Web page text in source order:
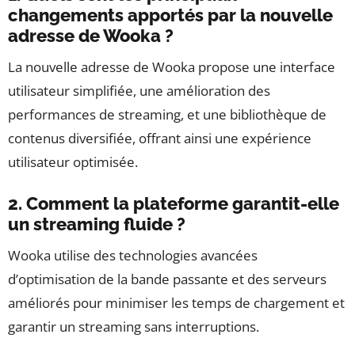
changements apportés par la nouvelle
adresse de Wooka ?
La nouvelle adresse de Wooka propose une interface
utilisateur simplifiée, une amélioration des
performances de streaming, et une bibliothèque de
contenus diversifiée, offrant ainsi une expérience
utilisateur optimisée.
2. Comment la plateforme garantit-elle
un streaming fluide ?
Wooka utilise des technologies avancées
d’optimisation de la bande passante et des serveurs
améliorés pour minimiser les temps de chargement et
garantir un streaming sans interruptions.